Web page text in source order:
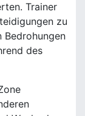
Trainer
zu
Bedrohungen
des